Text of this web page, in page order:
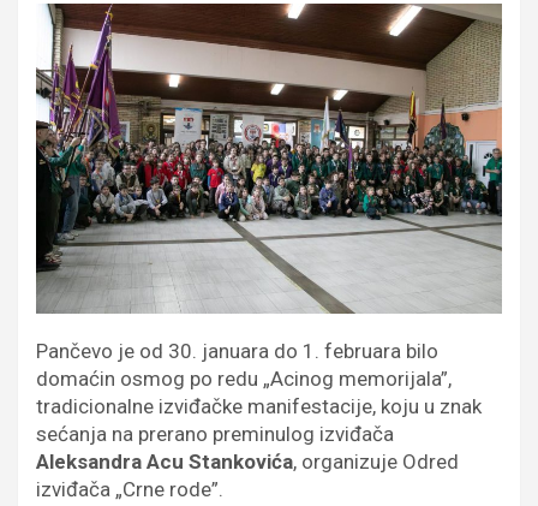
Pančevo je od 30. januara do 1. februara bilo
domaćin osmog po redu „Acinog memorijala”,
tradicionalne izviđačke manifestacije, koju u znak
sećanja na prerano preminulog izviđača
Aleksandra Acu Stankovića, organizuje Odred
izviđača „Crne rode”.